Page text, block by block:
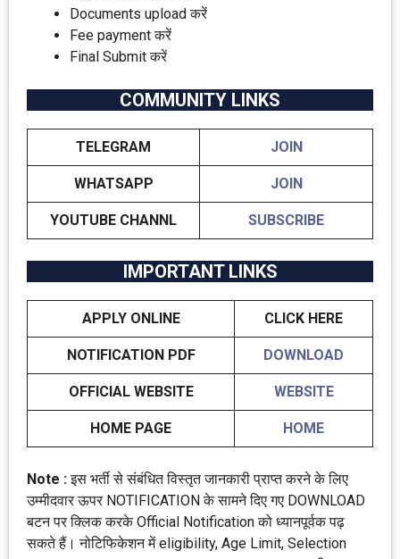
Documents upload करें
Fee payment करें
Final Submit करें
COMMUNITY LINKS
TELEGRAM JOIN
WHATSAPP JOIN
YOUTUBE CHANNL SUBSCRIBE
IMPORTANT LINKS
APPLY ONLINE CLICK HERE
NOTIFICATION PDF DOWNLOAD
OFFICIAL WEBSITE WEBSITE
HOME PAGE HOME
Note :इस भर्ती से संबंधित विस्तृत जानकारी प्राप्त करने के लिए
उम्मीदवार ऊपर NOTIFICATION के सामने दिए गए DOWNLOAD
बटन पर क्लिक करके Official Notification को ध्यानपूर्वक पढ़
सकते हैं। नोटिफिकेशन में eligibility, Age Limit, Selection